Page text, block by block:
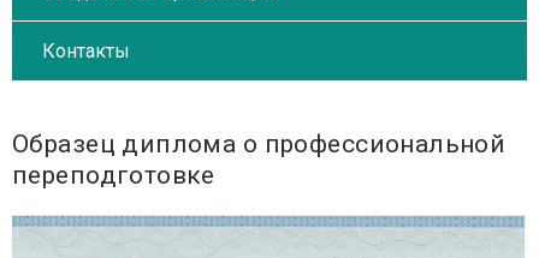
Контакты
Образец диплома о профессиональной
переподготовке